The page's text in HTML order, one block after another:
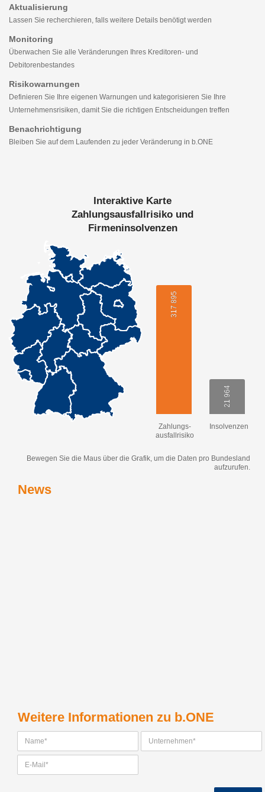
Aktualisierung
Lassen Sie recherchieren, falls weitere Details benötigt werden
Monitoring
Überwachen Sie alle Veränderungen Ihres Kreditoren- und
Debitorenbestandes
Risikowarnungen
Definieren Sie Ihre eigenen Warnungen und kategorisieren Sie Ihre
Unternehmensrisiken, damit Sie die richtigen Entscheidungen treffen
Benachrichtigung
Bleiben Sie auf dem Laufenden zu jeder Veränderung in b.ONE
Interaktive Karte
Zahlungsausfallrisiko und
Firmeninsolvenzen
317 895
317 895
21 964
21 964
Zahlungs-
ausfallrisiko
Insolvenzen
Bewegen Sie die Maus über die Grafik, um die Daten pro Bundesland
aufzurufen.
News
Weitere Informationen zu b.ONE